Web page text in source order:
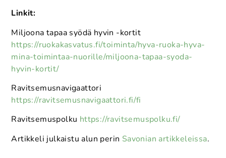
Linkit:
Miljoona tapaa syödä hyvin -kortit
https://ruokakasvatus.fi/toiminta/hyva-ruoka-hyva-
mina-toimintaa-nuorille/miljoona-tapaa-syoda-
hyvin-kortit/
Ravitsemusnavigaattori
https://ravitsemusnavigaattori.fi/fi
Ravitsemuspolku https://ravitsemuspolku.fi/
Artikkeli julkaistu alun perin Savonian artikkeleissa.